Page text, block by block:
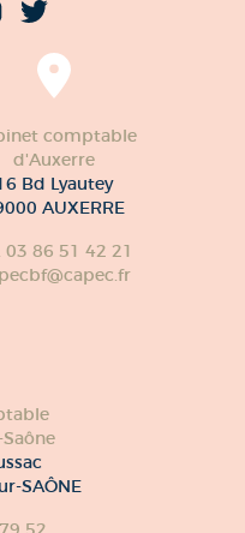
comptable
d'Auxerre
Bd Lyautey
AUXERRE
03 86 51 42 21
SAÔNE